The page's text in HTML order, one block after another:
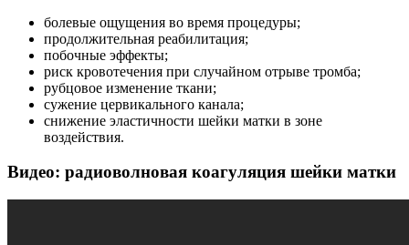
болевые ощущения во время процедуры;
продолжительная реабилитация;
побочные эффекты;
риск кровотечения при случайном отрыве тромба;
рубцовое изменение ткани;
сужение цервикального канала;
снижение эластичности шейки матки в зоне
воздействия.
Видео: радиоволновая коагуляция шейки матки